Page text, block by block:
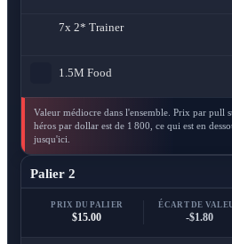
7x 2* Trainer
1.5M Food
Valeur médiocre dans l'ensemble. Prix par pull
héros par dollar est de 1 800, ce qui est en
jusqu'ici.
Palier 2
PRIX DU PALIER
$15.00
ÉCART DE
-$1.80